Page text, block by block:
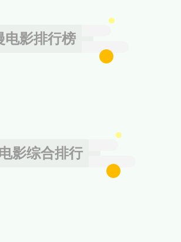
电影排行榜
影综合排行